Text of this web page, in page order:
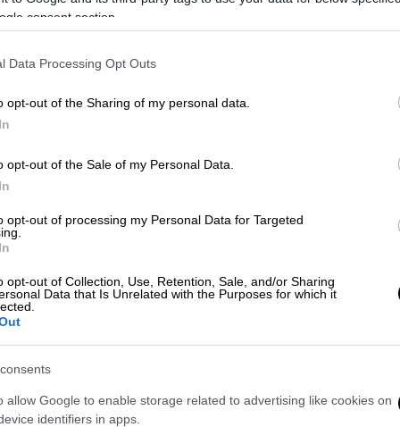
consent section.
Data Processing Opt Outs
opt-out of the Sharing of my personal data.
opt-out of the Sale of my Personal Data.
opt-out of processing my Personal Data for Targeted
opt-out of Collection, Use, Retention, Sale, and/or Sharing
Data that Is Unrelated with the Purposes for which it
allow Google to enable storage related to advertising like cookies on
identifiers in apps.
την πράξη της και ζήτηση συγνώμη από
της. Σύμφωνα με την κατηγορία η
προφίλ σε μέσα κοινωνικής
της και αναρτούσε άσεμνο υλικό, το
συμμαθητών - χρηστών του
όταν ο διευθυντής του Γυμνασίου
του κοριτσιού στο σχολείο και
Εγκλήματος της ΕΛ.ΑΣ.Το
για εξύβριση μέσω διαδικτύου με
παθούσα κινείται στο φάσμα του
από 2,5 χρόνια, όταν το θύμα φοιτούσε
- συμμαθήτριά της, την είχε
ζήτησε να τη φωτογραφίσει. Η μικρή
δέχθηκε χωρίς να ξέρει τι θα
στη συνέχεια για τη
αιτία να την προσβάλλουν και να τη